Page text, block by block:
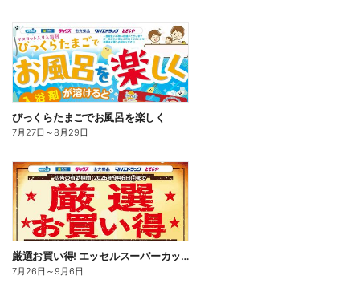
びっくらたまごでお風呂を楽しく
7月27日 ～8月29日
厳選お買い得! エッセルスーパーカップ
7月26日 ～9月6日